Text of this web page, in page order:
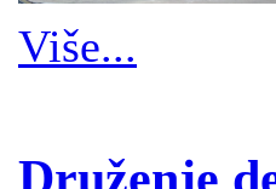
Više...